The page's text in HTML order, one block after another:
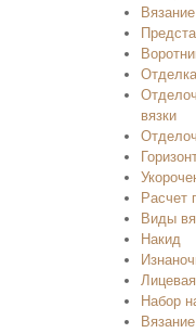
вязки
Расчет
Виды
Накид
Набор